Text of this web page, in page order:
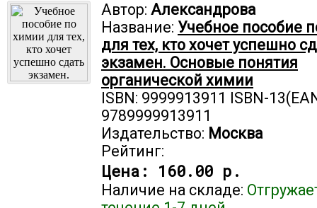
Автор: Александрова
Название: Учебное пособие
для тех, кто хочет успешно
экзамен. Основые понятия
органической химии
ISBN: 9999913911 ISBN-
9789999913911
Издательство: Москва
Рейтинг:
Цена: 160.00 р.
Наличие на складе: